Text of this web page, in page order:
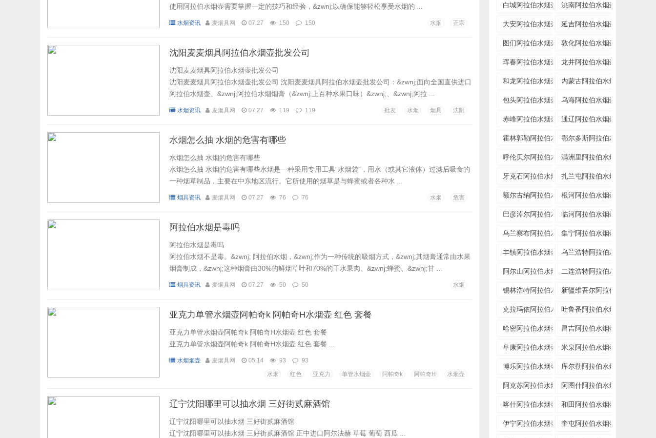
使用阿拉伯水烟壶需要掌握一定的技巧和经验，&zwnj;以确保能够轻松享受水烟的 ...
水烟资讯 麦烟具网 07.27 150 150 水烟 正宗
沈阳麦麦烟具阿拉伯水烟壶批发公司
沈阳麦麦烟具阿拉伯水烟壶批发公司
沈阳麦麦烟具阿拉伯水烟壶批发公司 沈阳麦麦烟具阿拉伯水烟壶批发公司：&zwnj;面向全国直供进口
阿拉伯水烟壶、&zwnj;阿拉伯水烟烟膏（&zwnj;上百种水果口味）&zwnj;、&zwnj;阿拉 ...
水烟资讯 麦烟具网 07.27 119 119 批发 水烟 烟具 沈阳
水烟怎么抽 水烟的危害有哪些
水烟怎么抽 水烟的危害有哪些
水烟怎么抽 水烟的危害有哪些水烟是一种采用专用工具“水烟袋”，用水（或其它液体）过滤后吸食的
一种烟草制品，主要在中东地区流行。它所使用的烟草是与蜂蜜或者各种水 ...
烟具资讯 麦烟具网 07.27 76 76 水烟 危害
阿拉伯水烟是毒吗
阿拉伯水烟是毒吗
阿拉伯水烟不是毒。&zwnj; 阿拉伯水烟，&zwnj;作为一种传统的吸烟方式，&zwnj;其烟膏通常由水果
烟膏制成，&zwnj;这种烟膏由30%的鲜烟草叶和70%的干水果肉、&zwnj;蜂蜜、&zwnj;甘 ...
烟具资讯 麦烟具网 07.27 50 50 水烟
亚克力单管水烟壶阿帕奇k 阿帕奇H水烟壶 红色 套餐
亚克力单管水烟壶阿帕奇k 阿帕奇H水烟壶 红色 套餐
亚克力单管水烟壶阿帕奇k 阿帕奇H水烟壶 红色 套餐 ...
水烟烟壶 麦烟具网 05.14 93
93
水烟
红色 亚克力 单管水烟壶 阿帕奇k 阿帕奇H 水烟壶
辽宁沈阳哪里可以抽水烟 三好街贰麻酒馆
辽宁沈阳哪里可以抽水烟 三好街贰麻酒馆
辽宁沈阳哪里可以抽水烟 三好街贰麻酒馆 正中进口阿尔法赫 草莓 葡萄 西瓜 ...
白城阿拉伯水烟壶专卖店洮南阿拉伯水烟壶专卖店
大安阿拉伯水烟壶专卖店延吉阿拉伯水烟壶专卖店
图们阿拉伯水烟壶专卖店敦化阿拉伯水烟壶专卖店
珲春阿拉伯水烟壶专卖店龙井阿拉伯水烟壶专卖店
和龙阿拉伯水烟壶专卖店内蒙古阿拉伯水烟壶专卖店
包头阿拉伯水烟壶专卖店乌海阿拉伯水烟壶专卖店
赤峰阿拉伯水烟壶专卖店通辽阿拉伯水烟壶专卖店
霍林郭勒阿拉伯水烟壶专卖店鄂尔多斯阿拉伯水烟壶专卖店
呼伦贝尔阿拉伯水烟壶专卖店满洲里阿拉伯水烟壶专卖店
牙克石阿拉伯水烟壶专卖店扎兰屯阿拉伯水烟壶专卖店
额尔古纳阿拉伯水烟壶专卖店根河阿拉伯水烟壶专卖店
巴彦淖尔阿拉伯水烟壶专卖店临河阿拉伯水烟壶专卖店
乌兰察布阿拉伯水烟壶专卖店集宁阿拉伯水烟壶专卖店
丰镇阿拉伯水烟壶专卖店乌兰浩特阿拉伯水烟壶专卖店
阿尔山阿拉伯水烟壶专卖店二连浩特阿拉伯水烟壶专卖店
锡林浩特阿拉伯水烟壶专卖店新疆维吾尔阿拉伯水烟壶专卖
克拉玛依阿拉伯水烟壶专卖店吐鲁番阿拉伯水烟壶专卖店
哈密阿拉伯水烟壶专卖店昌吉阿拉伯水烟壶专卖店
阜康阿拉伯水烟壶专卖店米泉阿拉伯水烟壶专卖店
博乐阿拉伯水烟壶专卖店库尔勒阿拉伯水烟壶专卖店
阿克苏阿拉伯水烟壶专卖店阿图什阿拉伯水烟壶专卖店
喀什阿拉伯水烟壶专卖店和田阿拉伯水烟壶专卖店
伊宁阿拉伯水烟壶专卖店奎屯阿拉伯水烟壶专卖店